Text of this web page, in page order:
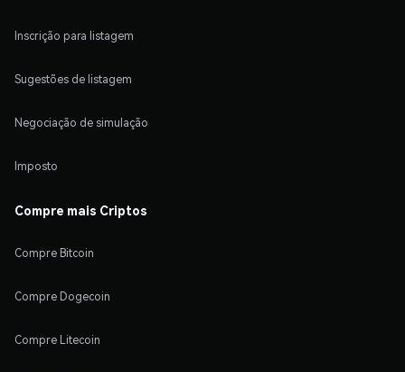
Inscrição para listagem
Sugestões de listagem
Negociação de simulação
Imposto
Compre mais Criptos
Compre Bitcoin
Compre Dogecoin
Compre Litecoin